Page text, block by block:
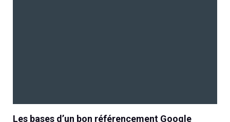
Les bases d’un bon référencement Google